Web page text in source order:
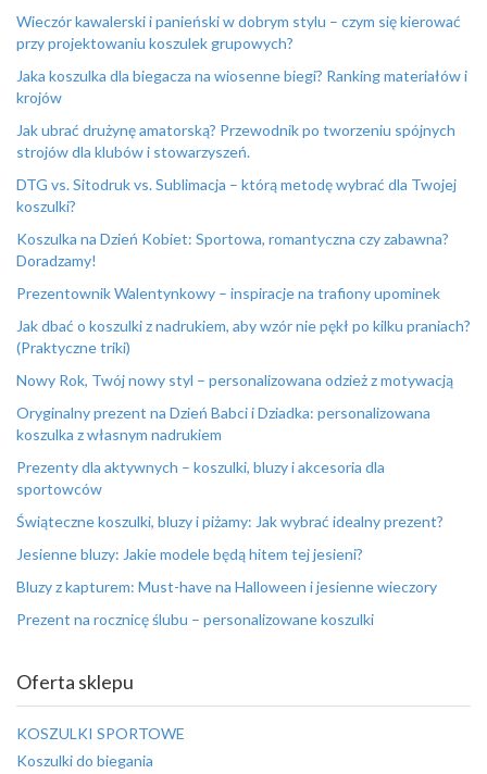
Wieczór kawalerski i panieński w dobrym stylu – czym się kierować
przy projektowaniu koszulek grupowych?
Jaka koszulka dla biegacza na wiosenne biegi? Ranking materiałów i
krojów
Jak ubrać drużynę amatorską? Przewodnik po tworzeniu spójnych
strojów dla klubów i stowarzyszeń.
DTG vs. Sitodruk vs. Sublimacja – którą metodę wybrać dla Twojej
koszulki?
Koszulka na Dzień Kobiet: Sportowa, romantyczna czy zabawna?
Doradzamy!
Prezentownik Walentynkowy – inspiracje na trafiony upominek
Jak dbać o koszulki z nadrukiem, aby wzór nie pękł po kilku praniach?
(Praktyczne triki)
Nowy Rok, Twój nowy styl – personalizowana odzież z motywacją
Oryginalny prezent na Dzień Babci i Dziadka: personalizowana
koszulka z własnym nadrukiem
Prezenty dla aktywnych – koszulki, bluzy i akcesoria dla
sportowców
Świąteczne koszulki, bluzy i piżamy: Jak wybrać idealny prezent?
Jesienne bluzy: Jakie modele będą hitem tej jesieni?
Bluzy z kapturem: Must-have na Halloween i jesienne wieczory
Prezent na rocznicę ślubu – personalizowane koszulki
Oferta sklepu
KOSZULKI SPORTOWE
Koszulki do biegania